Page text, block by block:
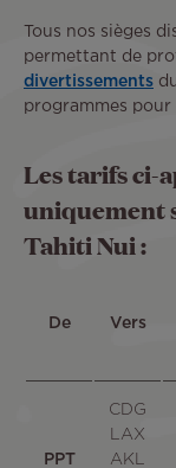
Tous nos sièges
permettant de
divertissements
programmes
Les tarifs ci-
uniquement
Tahiti Nui :
De Vers
PPT
CDG
LAX
AKL